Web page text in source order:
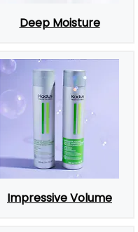
Deep Moisture
Impressive Volume